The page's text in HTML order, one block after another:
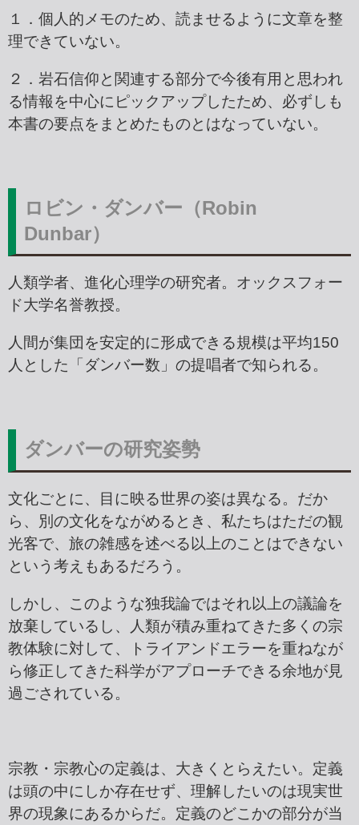
１．個人的メモのため、読ませるように文章を整
理できていない。
２．岩石信仰と関連する部分で今後有用と思われ
る情報を中心にピックアップしたため、必ずしも
本書の要点をまとめたものとはなっていない。
ロビン・ダンバー（Robin
Dunbar）
人類学者、進化心理学の研究者。オックスフォー
ド大学名誉教授。
人間が集団を安定的に形成できる規模は平均150
人とした「ダンバー数」の提唱者で知られる。
ダンバーの研究姿勢
文化ごとに、目に映る世界の姿は異なる。だか
ら、別の文化をながめるとき、私たちはただの観
光客で、旅の雑感を述べる以上のことはできない
という考えもあるだろう。
しかし、このような独我論ではそれ以上の議論を
放棄しているし、人類が積み重ねてきた多くの宗
教体験に対して、トライアンドエラーを重ねなが
ら修正してきた科学がアプローチできる余地が見
過ごされている。
宗教・宗教心の定義は、大きくとらえたい。定義
は頭の中にしか存在せず、理解したいのは現実世
界の現象にあるからだ。定義のどこかの部分が当